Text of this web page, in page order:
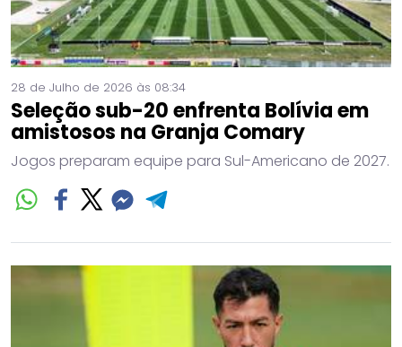
28 de Julho de 2026 às 08:34
Seleção sub-20 enfrenta Bolívia em
amistosos na Granja Comary
Jogos preparam equipe para Sul-Americano de 2027.